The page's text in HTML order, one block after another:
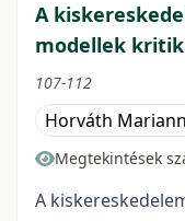
A
modellek
107-112
Horváth
Megtekintések
A